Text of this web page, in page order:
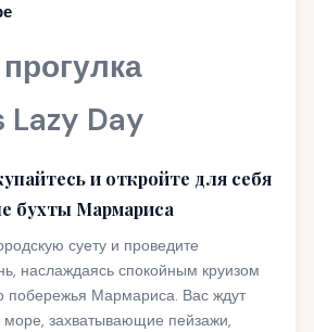
Lazy Day
и откройте для себя
бухты Мармариса
суету и проведите
наслаждаясь спокойным круизом
побережья Мармариса. Вас ждут
море, захватывающие пейзажи,